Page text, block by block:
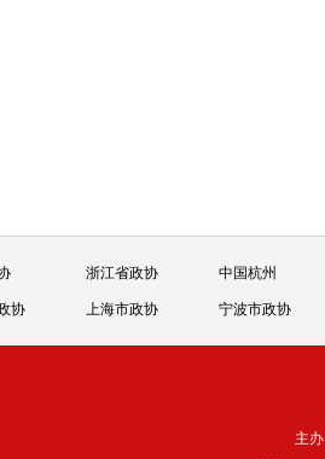
浙江省政协 中国杭州
协 上海市政协 宁波市政协
主